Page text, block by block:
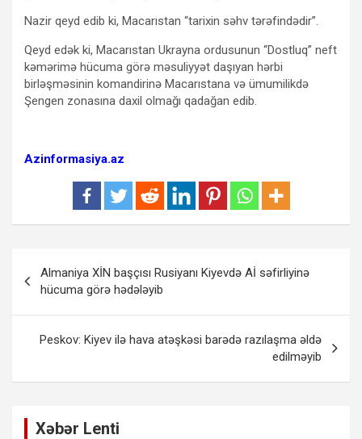
Nazir qeyd edib ki, Macarıstan “tarixin səhv tərəfindədir”.
Qeyd edək ki, Macarıstan Ukrayna ordusunun “Dostluq” neft
kəmərimə hücuma görə məsuliyyət daşıyan hərbi
birləşməsinin komandirinə Macarıstana və ümumilikdə
Şengen zonasına daxil olmağı qadağan edib.
Azinformasiya.az
naviqasiyası
Almaniya XİN başçısı Rusiyanı Kiyevdə Aİ səfirliyinə
hücuma görə hədələyib
Peskov: Kiyev ilə hava atəşkəsi barədə razılaşma əldə
edilməyib
Xəbər Lenti